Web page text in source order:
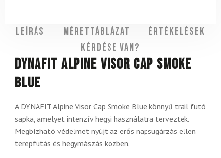
Leírás Mérettáblázat
Értékelések
Kérdése van?
DYNAFIT Alpine Visor Cap Smoke
Blue
A DYNAFIT Alpine Visor Cap Smoke Blue könnyű trail futó
sapka, amelyet intenzív hegyi használatra terveztek.
Megbízható védelmet nyújt az erős napsugárzás ellen
terepfutás és hegymászás közben.